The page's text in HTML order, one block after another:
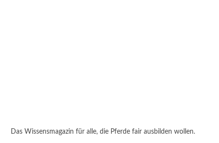
Das Wissensmagazin für alle, die Pferde fair ausbilden wollen.